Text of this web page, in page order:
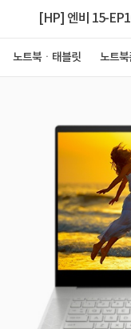
[HP] 엔비 15-
노트북ㆍ태블릿 노트북